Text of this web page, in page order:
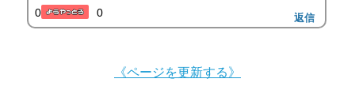
0
0 返信
《ページを更新する》